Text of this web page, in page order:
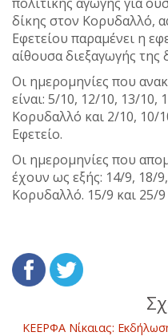
δίκης στον Κορυδαλλό,
Εφετείου παραμένει η
αίθουσα διεξαγωγής της
Οι ημερομηνίες που
είναι: 5/10, 12/10, 13/10,
Κορυδαλλό και 2/10, 10/
Εφετείο.
Οι ημερομηνίες που
έχουν ως εξής: 14/9, 18/
Κορυδαλλό. 15/9 και 25/9
ΚΕΕΡΦΑ Νίκαιας: